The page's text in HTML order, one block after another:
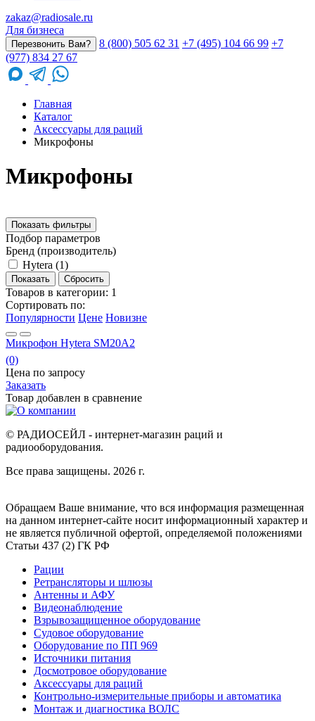
zakaz@radiosale.ru
Для бизнеса
Перезвонить Вам? 8 (800) 505 62 31 +7 (495) 104 66 99 +7
(977) 834 27 67
Главная
Каталог
Аксессуары для раций
Микрофоны
Микрофоны
Показать фильтры
Подбор параметров
Бренд (производитель)
Hytera (1)
Товаров в категории: 1
Сортировать по:
Популярности Цене Новизне
Микрофон Hytera SM20A2
(0)
Цена по запросу
Заказать
Товар добавлен в сравнение
© РАДИОСЕЙЛ - интернет-магазин раций и
радиооборудования.
Все права защищены. 2026 г.
Обращаем Ваше внимание, что вся информация размещенная
на данном интернет-сайте носит информационный характер и
не является публичной офертой, определяемой положениями
Статьи 437 (2) ГК РФ
Рации
Ретрансляторы и шлюзы
Антенны и АФУ
Видеонаблюдение
Взрывозащищенное оборудование
Судовое оборудование
Оборудование по ПП 969
Источники питания
Досмотровое оборудование
Аксессуары для раций
Контрольно-измерительные приборы и автоматика
Монтаж и диагностика ВОЛС